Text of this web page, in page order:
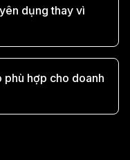
dụng thay vì
phù hợp cho doanh